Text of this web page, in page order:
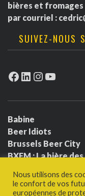
bières et fromages
par courriel :
SUIVEZ-NOUS
Facebook
LinkedIn
Instagram
YouTube
Babine
Beer Idiots
Brussels Beer City
BXFM : La bière
Ludotium
Politique de
Nous utilisons des
le confort de vos
européennes de